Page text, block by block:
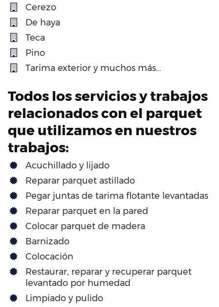
Cerezo
De haya
Teca
Pino
Tarima exterior y muchos más…
Todos los servicios y trabajos
relacionados con el parquet
que utilizamos en nuestros
trabajos:
Acuchillado y lijado
Reparar parquet astillado
Pegar juntas de tarima flotante levantadas
Reparar parquet en la pared
Colocar parquet de madera
Barnizado
Colocación
Restaurar, reparar y recuperar parquet
levantado por humedad
Limpiado y pulido